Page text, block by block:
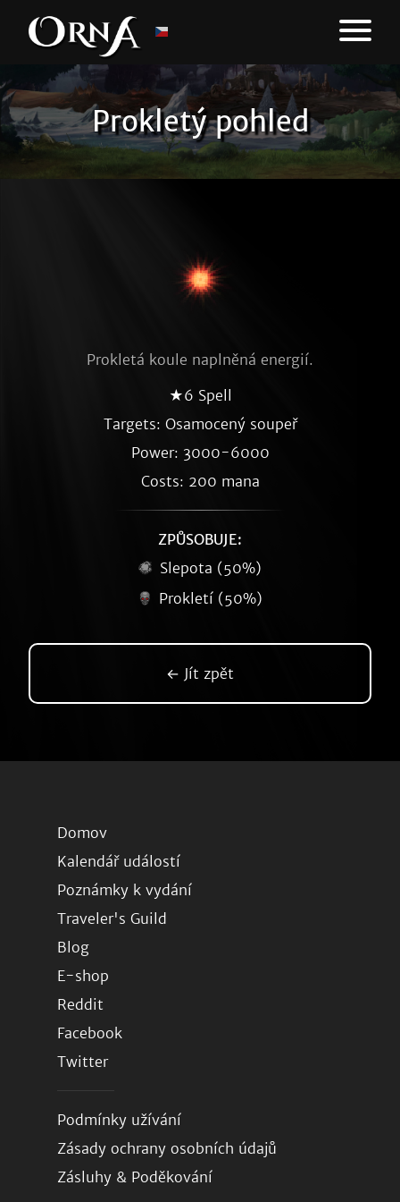
Prokletý pohled
Prokletá koule naplněná energií.
★6 Spell
Targets: Osamocený soupeř
Power: 3000-6000
Costs: 200 mana
ZPŮSOBUJE:
Slepota (50%)
Prokletí (50%)
← Jít zpět
Domov
Kalendář událostí
Poznámky k vydání
Traveler's Guild
Blog
E-shop
Reddit
Facebook
Twitter
Podmínky užívání
Zásady ochrany osobních údajů
Zásluhy & Poděkování